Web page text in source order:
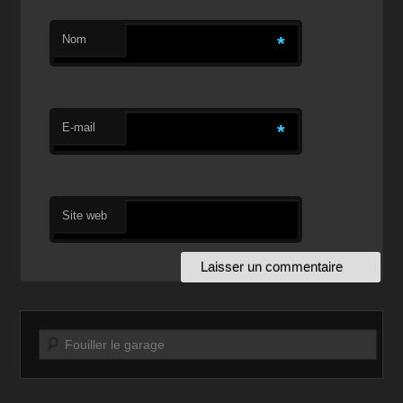
Nom *
E-mail *
Site web
Recherche